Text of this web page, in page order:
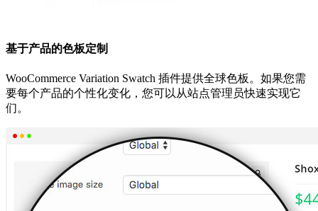
基于产品的色板定制
WooCommerce Variation Swatch 插件提供全球色板。如果您需
要每个产品的个性化变化，您可以从站点管理员快速实现它
们。